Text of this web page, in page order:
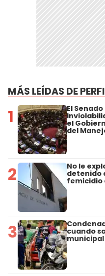
MÁS LEÍDAS DE
1 El
el
del
2 No le
detenido
femicidio
3 cuando